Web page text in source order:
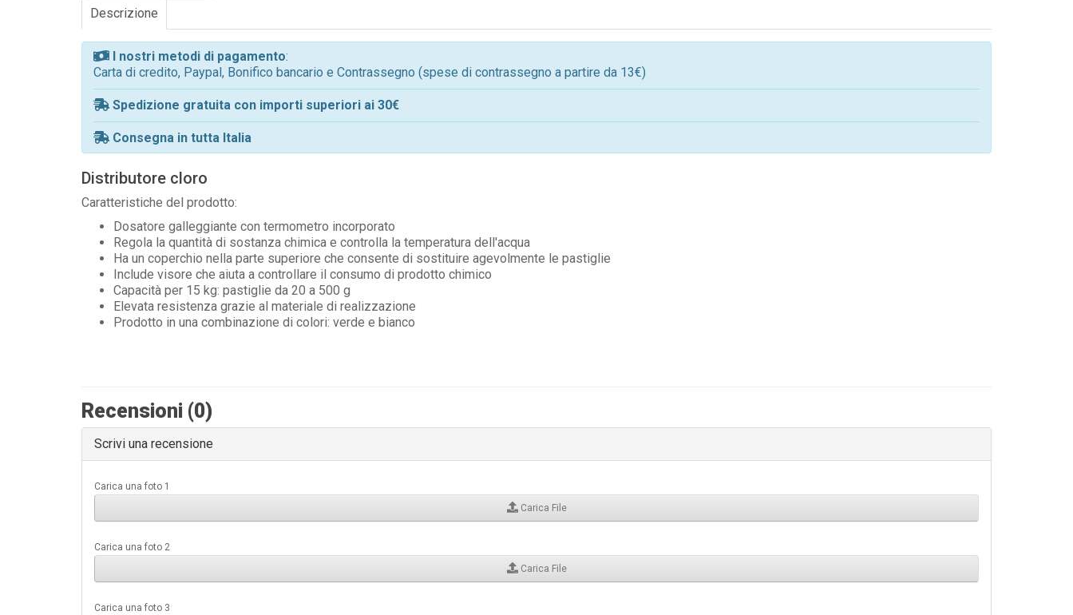
Descrizione
I nostri metodi di pagamento:
Carta di credito, Paypal, Bonifico bancario e Contrassegno (spese di contrassegno a partire da 13€)
Spedizione gratuita con importi superiori ai 30€
Consegna in tutta Italia
Distributore cloro
Caratteristiche del prodotto:
Dosatore galleggiante con termometro incorporato
Regola la quantità di sostanza chimica e controlla la temperatura dell'acqua
Ha un coperchio nella parte superiore che consente di sostituire agevolmente le pastiglie
Include visore che aiuta a controllare il consumo di prodotto chimico
Capacità per 15 kg: pastiglie da 20 a 500 g
Elevata resistenza grazie al materiale di realizzazione
Prodotto in una combinazione di colori: verde e bianco
Recensioni (0)
Scrivi una recensione
Carica una foto 1
Carica File
Carica una foto 2
Carica File
Carica una foto 3